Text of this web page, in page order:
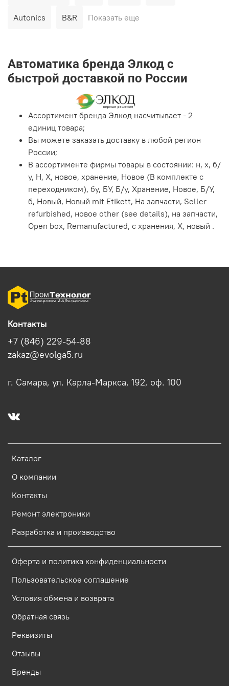
Autonics B&R Показать еще
Автоматика бренда Элкод с
быстрой доставкой по России
Ассортимент бренда Элкод насчитывает - 2
единиц товара;
Вы можете заказать доставку в любой регион
России;
В ассортименте фирмы товары в состоянии: н, х, б/
у, Н, Х, новое, хранение, Новое (В комплекте с
переходником), бу, БУ, Б/у, Хранение, Новое, Б/У,
б, Новый, Новый mit Etikett, На запчасти, Seller
refurbished, новое other (see details), на запчасти,
Open box, Remanufactured, с хранения, X, новый .
Каталог
О компании
Контакты
Ремонт электроники
Разработка и производство
Оферта и политика конфиденциальности
Пользовательское соглашение
Условия обмена и возврата
Обратная связь
Реквизиты
Отзывы
Бренды
Контакты
+7 (846) 229-54-88
zakaz@evolga5.ru
г. Самара, ул. Карла-Маркса, 192, оф. 100